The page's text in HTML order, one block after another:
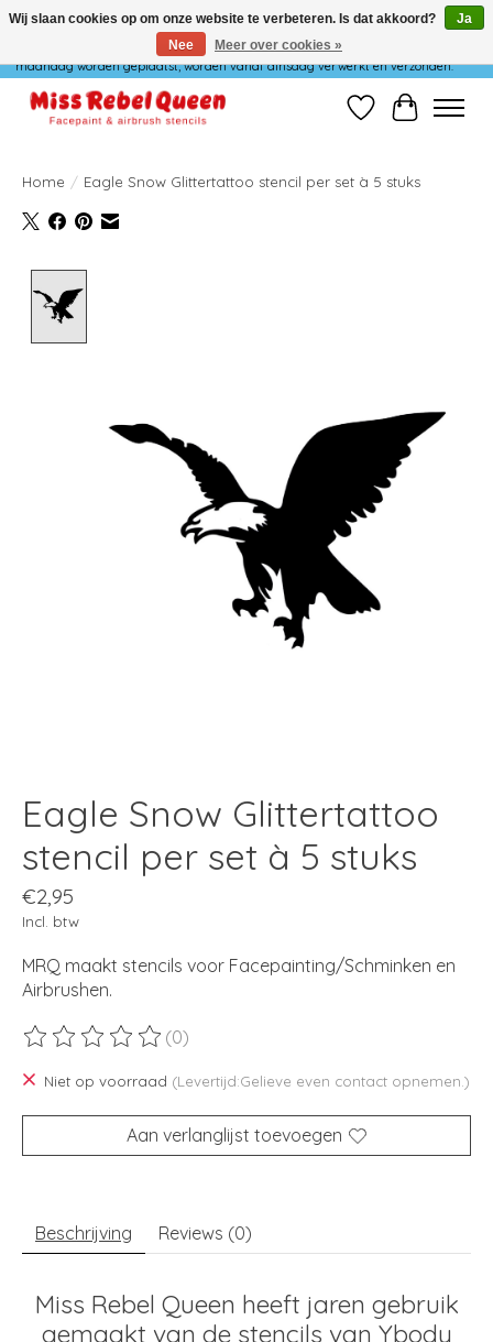
Wij verzenden niet op maandag. Bestellingen die in het weekend of op
maandag worden geplaatst, worden vanaf dinsdag verwerkt en verzonden.
Verlanglijst
Home / Eagle Snow Glittertattoo stencil per set à 5 stuks
Eagle Snow Glittertattoo
stencil per set à 5 stuks
€2,95
Incl. btw
MRQ maakt stencils voor Facepainting/Schminken en
Airbrushen.
De beoordeling van dit product is
(0)
Niet op voorraad (Levertijd:Gelieve even contact opnemen.)
Aan verlanglijst toevoegen
Beschrijving Reviews (0)
Miss Rebel Queen heeft jaren gebruik
gemaakt van de stencils van Ybody
Wij slaan cookies op om onze website te verbeteren. Is dat akkoord?
Ja
Nee
Meer over cookies »